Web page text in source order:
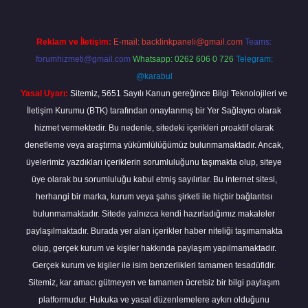
Reklam ve İletişim: E-mail: backlinkpaneli@gmail.com Teams:
forumhizmeti@gmail.com Whatsapp: 0262 606 0 726 Telegram:
@karabul
Yasal Uyarı: Sitemiz, 5651 Sayılı Kanun gereğince Bilgi Teknolojileri ve
İletişim Kurumu (BTK) tarafından onaylanmış bir Yer Sağlayıcı olarak
hizmet vermektedir. Bu nedenle, sitedeki içerikleri proaktif olarak
denetleme veya araştırma yükümlülüğümüz bulunmamaktadır. Ancak,
üyelerimiz yazdıkları içeriklerin sorumluluğunu taşımakta olup, siteye
üye olarak bu sorumluluğu kabul etmiş sayılırlar. Bu internet sitesi,
herhangi bir marka, kurum veya şahıs şirketi ile hiçbir bağlantısı
bulunmamaktadır. Sitede yalnızca kendi hazırladığımız makaleler
paylaşılmaktadır. Burada yer alan içerikler haber niteliği taşımamakta
olup, gerçek kurum ve kişiler hakkında paylaşım yapılmamaktadır.
Gerçek kurum ve kişiler ile isim benzerlikleri tamamen tesadüfidir.
Sitemiz, kar amacı gütmeyen ve tamamen ücretsiz bir bilgi paylaşım
platformudur. Hukuka ve yasal düzenlemelere aykırı olduğunu